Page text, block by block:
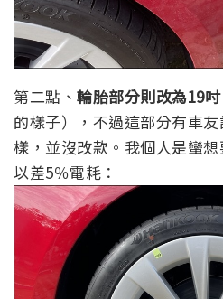
第二點、 輪胎部分則改為19吋
的樣子），不過這部分有車
樣，並沒改款。我個人是蠻
以差5％電耗：